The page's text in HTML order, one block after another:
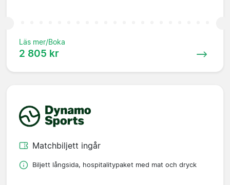
Läs mer/Boka
2 805 kr
Matchbiljett ingår
Biljett långsida, hospitalitypaket med mat och dryck